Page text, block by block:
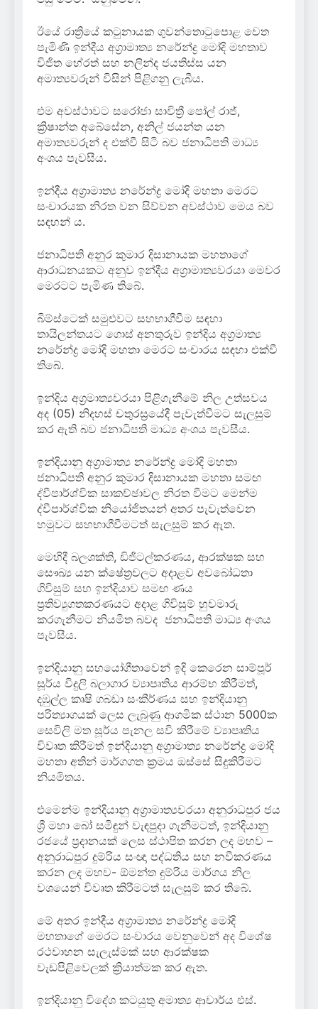
ඊයේ රාත්‍රියේ කටුනායක ගුවන්තොටුපොළ වෙත
පැමිණි ඉන්දීය අග්‍රාමාත්‍ය නරේන්ද්‍ර මෝදි මහතාව
විජිත හේරත් සහ නලින්ද ජයතිස්ස යන
අමාත්‍යවරුන් විසින් පිළිගනු ලැබීය.
එම අවස්ථාවට සරෝජා සාවිත්‍රී පෝල් රාජ්,
ක්‍රිෂාන්ත අබේසේන, අනිල් ජයන්ත යන
අමාත්‍යවරුන් ද එක්වී සිටි බව ජනාධිපති මාධ්‍ය
අංශය පැවසීය.
ඉන්දීය අග්‍රාමාත්‍ය නරේන්ද්‍ර මෝදි මහතා මෙරට
සංචාරයක නිරත වන සිව්වන අවස්ථාව මෙය බව
සඳහන් ය.
ජනාධිපති අනුර කුමාර දිසානායක මහතාගේ
ආරාධනයකට අනුව ඉන්දීය අග්‍රාමාත්‍යවරයා මෙවර
මෙරටට පැමි‍ණ තිබේ.
බිම්ස්ටෙක් සමුළුවට සහභාගීවීම සඳහා
තායිලන්තයට ගොස් අනතුරුව ඉන්දිය අග්‍රමාත්‍ය
නරේන්ද්‍ර මෝදි මහතා මෙරට සංචාරය සඳහා එක්වී
තිබේ.
ඉන්දිය අග්‍රමාත්‍යවරයා පිළිගැනීමේ නිල උත්සවය
අද (05) නිදහස් චතුරස්‍රයේදී පැවැත්වීමට සැලසුම්
කර ඇති බව ජනාධිපති මාධ්‍ය අංශය පැවසීය.
ඉන්දියානු අග්‍රාමාත්‍ය නරේන්ද්‍ර මෝදි මහතා
ජනාධිපති අනුර කුමාර දිසානායක මහතා සමඟ
ද්වීපාර්ශ්වික සාකච්ඡාවල නිරත වීමට මෙන්ම
ද්වීපාර්ශ්වික නියෝජිතයන් අතර පැවැත්වෙන
හමුවට සහභාගීවීමටත් සැලසුම් කර ඇත.
මෙහිදී බලශක්ති, ඩිජිටල්කරණය, ආරක්ෂක සහ
සෞඛ්‍ය යන ක්ෂේත්‍රවලට අදාළව අවබෝධතා
ගිවිසුම් සහ ඉන්දියාව සමඟ ණය
ප්‍රතිව්‍යුගතකරණයට අදාළ ගිවිසුම් හුවමාරු
කරගැනීමට නියමිත බවද ජනාධිපති මාධ්‍ය අංශය
පැවසීය.
ඉන්දියානු සහයෝගීතාවෙන් ඉදි කෙරෙන සාම්පූර්
සූර්ය විදුලි බලාගාර ව්‍යාපෘතිය ආරම්භ කිරීමත්,
දඹුල්ල කෘෂි ගබඩා සංකීර්ණය සහ ඉන්දියානු
පරිත්‍යාගයක් ලෙස ලැබුණු ආගමික ස්ථාන 5000ක
සෙවිලි මත සූර්ය පැනල සවි කිරීමේ ව්‍යාපෘතිය
විවෘත කිරීමත් ඉන්දියානු අග්‍රාමාත්‍ය නරේන්ද්‍ර මෝදි
මහතා අතින් මාර්ගගත ක්‍රමය ඔස්සේ සිදුකිරීමට
නියමිතය.
එමෙන්ම ඉන්දියානු අග්‍රාමාත්‍යවරයා අනුරාධපුර ජය
ශ්‍රී මහා බෝ සමිඳුන් වැඳපුදා ගැනීමටත්, ඉන්දියානු
රජයේ ප්‍රදානයක් ලෙස ස්ථාපිත කරන ලද මහව –
අනුරාධපුර දුම්රිය සංඥා පද්ධතිය සහ නවීකරණය
කරන ලද මහව- ඕමන්ත දුම්රිය මාර්ගය නිල
වශයෙන් විවෘත කිරීමටත් සැලසුම් කර තිබේ.
මේ අතර ඉන්දීය අග්‍රාමාත්‍ය නරේන්ද්‍ර මෝදි
මහතාගේ මෙරට සංචාරය වෙනුවෙන් අද විශේෂ
රථවාහන සැලැස්මක් සහ ආරක්ෂක
වැඩපිළිවෙලක් ක්‍රියාත්මක කර ඇත.
ඉන්දියානු විදේශ කටයුතු අමාත්‍ය ආචාර්ය එස්.